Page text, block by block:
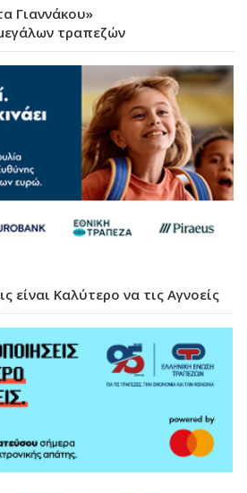
Γιαννάκου»
τραπεζών
είναι Καλύτερο να τις Αγνοείς